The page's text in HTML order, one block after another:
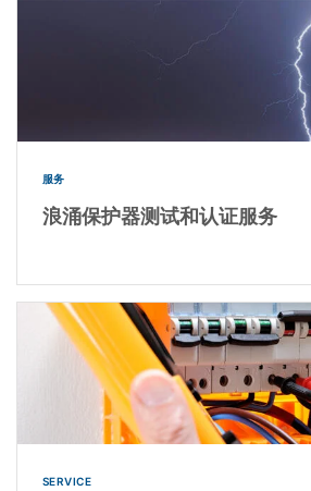
服务
浪涌保护器测试和认证服务
SERVICE